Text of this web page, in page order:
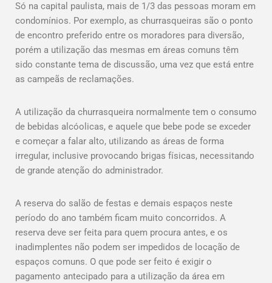
Só na capital paulista, mais de 1/3 das pessoas moram em
condomínios. Por exemplo, as churrasqueiras são o ponto
de encontro preferido entre os moradores para diversão,
porém a utilização das mesmas em áreas comuns têm
sido constante tema de discussão, uma vez que está entre
as campeãs de reclamações.
A utilização da churrasqueira normalmente tem o consumo
de bebidas alcóolicas, e aquele que bebe pode se exceder
e começar a falar alto, utilizando as áreas de forma
irregular, inclusive provocando brigas físicas, necessitando
de grande atenção do administrador.
A reserva do salão de festas e demais espaços neste
período do ano também ficam muito concorridos. A
reserva deve ser feita para quem procura antes, e os
inadimplentes não podem ser impedidos de locação de
espaços comuns. O que pode ser feito é exigir o
pagamento antecipado para a utilização da área em